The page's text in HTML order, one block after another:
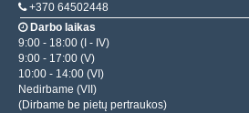
+370 64502448
Darbo laikas
9:00 - 18:00 (I - IV)
9:00 - 17:00 (V)
10:00 - 14:00 (VI)
Nedirbame (VII)
(Dirbame be pietų pertraukos)